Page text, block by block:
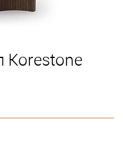
Korestone